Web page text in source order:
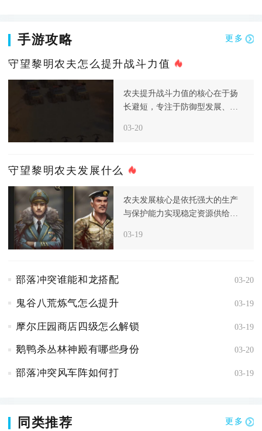
手游攻略 更多
守望黎明农夫怎么提升战斗力值
农夫提升战斗力值的核心在于扬
长避短，专注于防御型发展、资
从而构
03-20
守望黎明农夫发展什么
农夫发展核心是依托强大的生产
与保护能力实现稳定资源供给，
源和食
03-19
部落冲突谁能和龙搭配 03-20
鬼谷八荒炼气怎么提升 03-19
摩尔庄园商店四级怎么解锁 03-19
鹅鸭杀丛林神殿有哪些身份 03-20
部落冲突风车阵如何打 03-19
同类推荐 更多